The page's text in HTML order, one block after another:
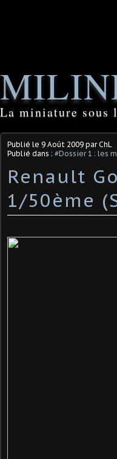
La miniature sous
Publié le 9 Août 2009 par ChL
Publié dans : #Dossier 1 : les
Renault
1/50ème